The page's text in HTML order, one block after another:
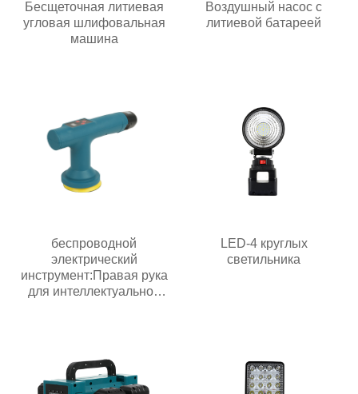
Бесщеточная литиевая
угловая шлифовальная
машина
Воздушный насос с
литиевой батареей
беспроводной
электрический
инструмент:Правая рука
для интеллектуальной
LED-4 круглых
светильника